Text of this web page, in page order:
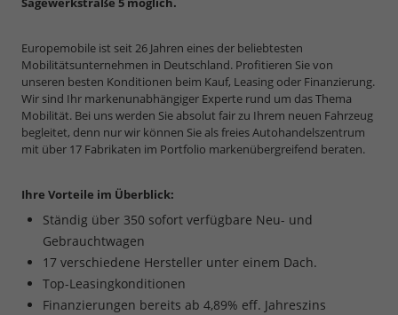
Europemobile ist seit 26 Jahren eines der beliebtesten
Mobilitätsunternehmen in Deutschland. Profitieren Sie von
unseren besten Konditionen beim Kauf, Leasing oder Finanzierung.
Wir sind Ihr markenunabhängiger Experte rund um das Thema
Mobilität. Bei uns werden Sie absolut fair zu Ihrem neuen Fahrzeug
begleitet, denn nur wir können Sie als freies Autohandelszentrum
mit über 17 Fabrikaten im Portfolio markenübergreifend beraten.
Ihre Vorteile im Überblick:
Ständig über 350 sofort verfügbare Neu- und
Gebrauchtwagen
17 verschiedene Hersteller unter einem Dach.
Top-Leasingkonditionen
Finanzierungen bereits ab 4,89% eff. Jahreszins